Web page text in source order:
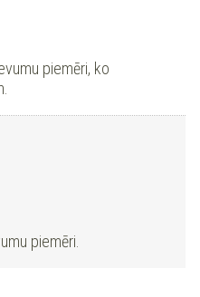
piemēri, ko
piemēri.